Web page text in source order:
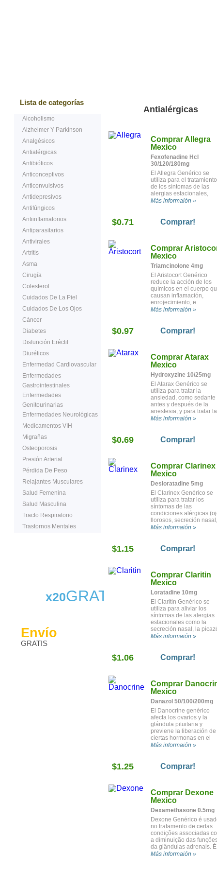
Lista de categorías
Alcoholismo
Alzheimer Y Parkinson
Analgésicos
Antialérgicas
Antibióticos
Anticonceptivos
Anticonvulsivos
Antidepresivos
Antifúngicos
Antiinflamatorios
Antiparasitarios
Antivirales
Artritis
Asma
Cirugía
Colesterol
Cuidados De La Piel
Cuidados De Los Ojos
Cáncer
Diabetes
Disfunción Eréctil
Diuréticos
Enfermedad Cardiovascular
Enfermedades
Gastrointestinales
Enfermedades
Genitourinarias
Enfermedades Neurológicas
Medicamentos VIH
Migrañas
Osteoporosis
Presión Arterial
Pérdida De Peso
Relajantes Musculares
Salud Femenina
Salud Masculina
Tracto Respiratorio
Trastornos Mentales
x20GRATIS
Envío
GRATIS
Antialérgicas
Comprar Allegra
Mexico
Fexofenadine Hcl
30/120/180mg
El Allegra Genérico se
utiliza para el tratamiento
de los síntomas de las
alergias estacionales,
como los estornudos, la
ojos llorosos. También se
utiliza para tratar la
Más informaión »
$0.71 Comprar!
Comprar
Mexico
Triamcinolone 4mg
El Aristocort Genérico
reduce la acción de los
químicos en el cuerpo
causan inflamación,
enrojecimiento, e
hinchazón. Se utiliza
condiciones como las
reacciones alérgicas, el
Más informaión »
$0.97 Comprar!
Comprar Atarax
Mexico
Hydroxyzine 10/25mg
El Atarax Genérico se
utiliza para tratar la
ansiedad, como sedante
antes y después de la
anestesia, y para tratar la
picazón de ciertas
dermatitis por contacto.
Más informaión »
$0.69 Comprar!
Comprar Clarinex
Mexico
Desloratadine 5mg
El Clarinex Genérico se
utiliza para tratar los
síntomas de las
condiciones alérgicas
llorosos, secreción nasal,
picazón de ojos,
Más informaión »
$1.15 Comprar!
Comprar Claritin
Mexico
Loratadine 10mg
El Claritin Genérico se
utiliza para aliviar los
síntomas de las alergias
estacionales como la
secreción nasal, la
de los ojos, los ojos
Más informaión »
$1.06 Comprar!
Comprar
Mexico
Danazol 50/100/200mg
El Danocrine genérico
afecta los ovarios y la
glándula pituitaria y
previene la liberación de
ciertas hormonas en el
cuerpo. Se utiliza para
los senos. También se
utiliza para prevenir los
heredada de esta
enfermedad.
Más informaión »
$1.25 Comprar!
Comprar Dexone
Mexico
Dexamethasone 0.5mg
Dexone Genérico é
no tratamento de certas
condições associadas
a diminuição das
da glândulas adrenais. É
também usado no
Más informaión »